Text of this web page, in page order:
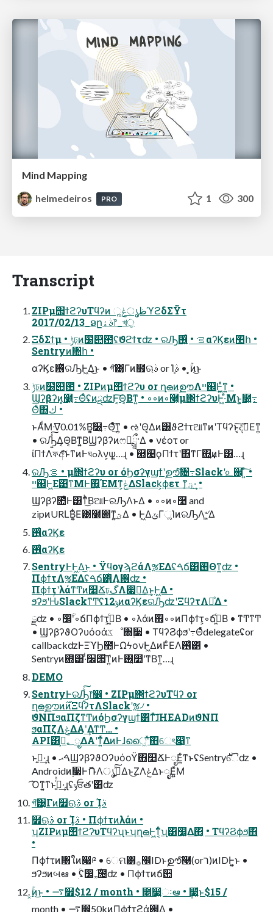
Mind Mapping
helmedeiros
PRO 1 300
Transcript
ZIPμ΢ϯϩʔυΤϥʔͷ ૣظൃݟϓϩδΣΫτ
2017/02/13_ອըࣄۀ෦_খੁ
ΞδΣϯμ • ݱঢ়ͷ໰୊఺ʢϑϩϯτʣ • ରԠࡦ • ࢖͍͍ͨαʔϏεͷ঺հ •
Sentryͷ঺հ •
αʔϏε࢖ͬͯରԠͰ͖Δ͜ͱ • গ͠͹͔Γͷ໿ଋࣄ or ܾΊࣄ • ͓ۚͷ͜ͱ
ݱঢ়ͷ໰୊఺ • ZIPͷμ΢ϯϩʔυ or ղౚͷࣦഊΛײ஌Ͱ͖͍ͯͳ͍ •
Ϣʔβʔͷ͓໰͍߹ΘͤʢͷྔʣͰ͔͠Θ͔Βͳ͍ • ◦◦ͷ◦࿩͕μ΢ϯϩʔυͰ͖·ͤΜͱ͍͏͓໰͍߹
Θͤ΋ك •
ͱΑͩ͘Μᐌ͘0.01%͘Β͍͔͓͠໰͍߹Θͤͯ͜͠ͳ͍ • ઌʹΘ͔Δͷ͸ϑϩϯτଆͳͷʹΤϥʔͱ͔͠දࣔ͞Εͳ͍
• ରԠ͍ͯ͠Δ͔Θ͔Βͳ͍͔ΒϢʔβʔͷෆຬ͕ཷ·Δ • νέοτ or
ίΠϯΛফඅͨ͋͠ͱͳͷͰঘߋλν͕ѱ͍…ɻ • ཭୤ϙΠϯτʹ΋ͳΓ΍͍͢ͷͰ͸…ɻ
ରԠࡦ • μ΢ϯϩʔυ or όϦσʔγϣϯʹࣦഊͨ͠৔߹Slackʹ௨஌ ͍ͨ͠ •
ײ஌Ͱ͖Ε͹ͳΜͰ΋͍͍͕ΈΜͳ͕ݟͯΔSlack͕ϕετ ͳؾ͕ͯ͠·͢ •
Ϣʔβʔ೚ͤͰ͸ͳͪ͘͜ΒଆͰରԠΛͱΔ • ◦◦ͷ◦࿩ and
zipͷURL͘Β͍͕͋Ε͹໰୊ͳ͍ؾ͕ͯ͠Δ • Ͱ͖ΔݶΓૣΊͷରԠΛ৺͕͚Δ
࢖͍͍ͨαʔϏε
࢖͍͍ͨαʔϏε
SentryͰͰ͖Δ͜ͱ • ΫϥογϡϩάΛૹΕΔʢࠓճ͸࢖Θͳ͍ʣ •
ΠϕϯτΛૹΕΔʢࠓճ͸ͬͪ͜Λ࢖͏ʣ •
ΠϕϯτʹλάͳͲͷ௥Ճঢ়گΛ෇༩͢Δ͜ͱ͕Ͱ͖Δ •
ϧʔϧʹԊͬͯSlackͳͲʢ12ݸͷαʔϏεରԠʣʹΞϥʔτΛྲྀͤΔ •
ྫʣ • ◦෼ؒʹ◦ճΠϕϯτ͕ى͖ͨΒ • ◦λάͷ஋͕◦◦ͷΠϕϯτ͕◦ճى͖ͨΒ • ͳͲͳͲ
• ϢʔβʔϑΟʔυόοάػೳ΋࣮૷ • ΤϥʔϨϕϧʹ߹Θͤͯdelegateʢor
callbackʣͰΞϓϦ಺ͰΩϟονͰ͖ΔͷͰͦΕΛ࢖͑͹ •
Sentryͷ΍ͭ͸·ͩ׬੒ͯ͠ͳ͍ͷͰ࢖͍෺ʹͳΒͳ͍…ɻ
DEMO
SentryͰରԠ͍ͨ͠෦෼ • ZIPμ΢ϯϩʔυΤϥʔ or
ղౚࣦഊͷ࣌ͷΞϥʔτΛSlackʹૹ৴ •
ϑΝΠϧαΠζͳͲͷόϦσʔγϣϯ͸ͳͯ͘͠ɺHEADͷϑΝΠ
ϧαΠζΛݟΔΑ͏ʹ͢ΔͳͲ… •
API͸؂ࢹ͕ೖΔΑ͏ʹͳ͍ͬͯΔͷͰɺൈ͖ʹͯ͠΋େৎ෉͔ͳ
ͱࢥ͍·͢ɻ • ࠓޙϢʔβʔϑΟʔυόοΫ΋௥ՃͰೖΕ͍ͨͳͱʢSentry࣍ୈʣ •
Androidͷ࣮૷ͰޮՌΛൃش͍ͯ͠Δͱ͜ΖΛݟΔͱೖΕ͍͍ͯΜ
͡Όͳ͍͔ͳͱࢥ͍ͬͯ·͢ɻʢݸਓతʹ͸ʣ
গ͠͹͔Γͷ໿ଋࣄ or ܾΊࣄ
໿ଋࣄ or ܾΊࣄ • Πϕϯτͷλάͷ •
ʮZIPͷμ΢ϯϩʔυΤϥʔʯͱʮղౚͰ͖ͳ͔ͬͨʯ͸෼͚Δ΂͖͔ • ΤϥʔϨϕϧ΋
•
Πϕϯτͷ৘ใͷ෇༩ • େମ͸࡞඼IDͱࣦഊͨ͠࿩(orר)ͷIDͰ͍͍͔ͱ •
ϧʔϧͷબఆ • ִؒʢ෼,࣌,೔ʣ • Πϕϯτͷճ਺
͓ۚͷ͜ͱ • ࠷௿$12 / month • ೥෷͍ઃఆ • ݄෷͍ͩͱ$15 /
month • ࠷௿50kͷΠϕϯτϩά͕࢒Δ •